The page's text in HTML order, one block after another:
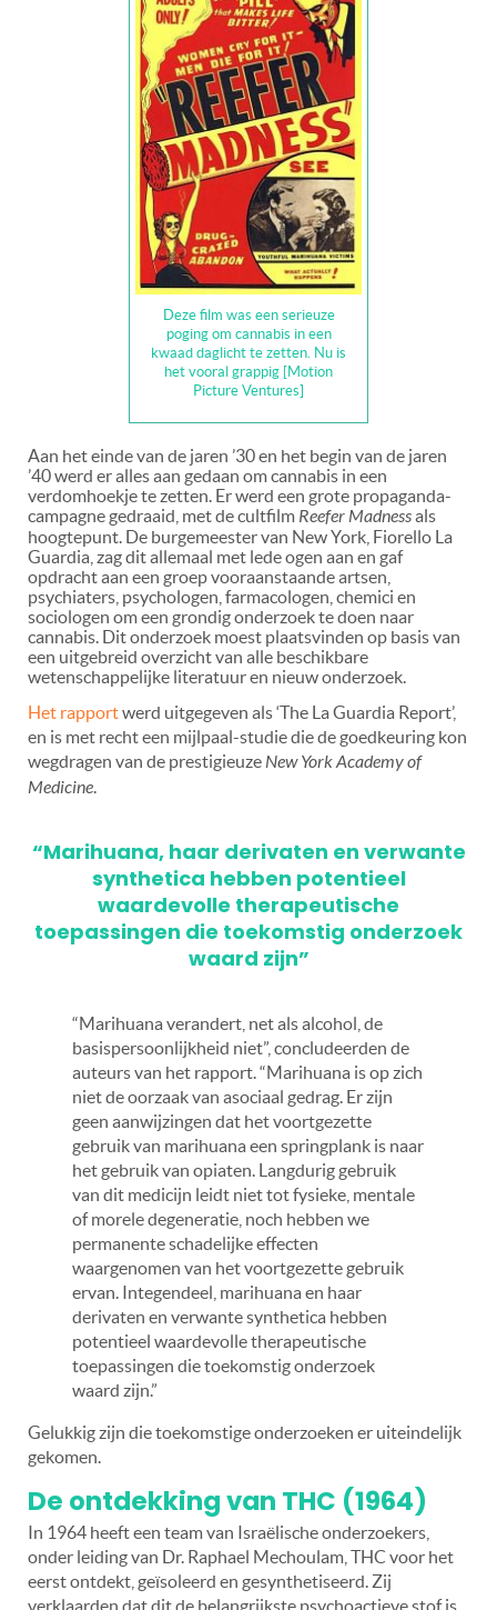
Deze film was een serieuze
poging om cannabis in een
kwaad daglicht te zetten. Nu is
het vooral grappig [Motion
Picture Ventures]
Aan het einde van de jaren ’30 en het begin van de jaren
’40 werd er alles aan gedaan om cannabis in een
verdomhoekje te zetten. Er werd een grote propaganda-
campagne gedraaid, met de cultfilm Reefer Madnessals
hoogtepunt. De burgemeester van New York, Fiorello La
Guardia, zag dit allemaal met lede ogen aan en gaf
opdracht aan een groep vooraanstaande artsen,
psychiaters, psychologen, farmacologen, chemici en
sociologen om een grondig onderzoek te doen naar
cannabis. Dit onderzoek moest plaatsvinden op basis van
een uitgebreid overzicht van alle beschikbare
wetenschappelijke literatuur en nieuw onderzoek.
Het rapportwerd uitgegeven als ‘The La Guardia Report’,
en is met recht een mijlpaal-studie die de goedkeuring kon
wegdragen van de prestigieuzeNew York Academy of
Medicine.
“Marihuana, haar derivaten en verwante
synthetica hebben potentieel
waardevolle therapeutische
toepassingen die toekomstig onderzoek
waard zijn”
“Marihuana verandert, net als alcohol, de
basispersoonlijkheid niet”, concludeerden de
auteurs van het rapport. “Marihuana is op zich
niet de oorzaak van asociaal gedrag. Er zijn
geen aanwijzingen dat het voortgezette
gebruik van marihuana een springplank is naar
het gebruik van opiaten. Langdurig gebruik
van dit medicijn leidt niet tot fysieke, mentale
of morele degeneratie, noch hebben we
permanente schadelijke effecten
waargenomen van het voortgezette gebruik
ervan. Integendeel, marihuana en haar
derivaten en verwante synthetica hebben
potentieel waardevolle therapeutische
toepassingen die toekomstig onderzoek
waard zijn.”
Gelukkig zijn die toekomstige onderzoeken er uiteindelijk
gekomen.
De ontdekking van THC (1964)
In 1964 heeft een team van Israëlische onderzoekers,
onder leiding van Dr. Raphael Mechoulam, THC voor het
eerst ontdekt, geïsoleerd en gesynthetiseerd. Zij
verklaarden dat dit de belangrijkste psychoactieve stof is